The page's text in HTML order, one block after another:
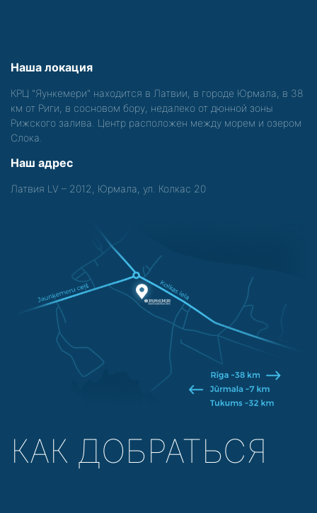
Наша локация
КРЦ "Яункемери" находится в Латвии, в городе Юрмала, в 38
км от Риги, в сосновом бору, недалеко от дюнной зоны
Рижского залива. Центр расположен между морем и озером
Слока.
Наш адрес
Латвия LV – 2012, Юрмала, ул. Колкас 20
КАК ДОБРАТЬСЯ